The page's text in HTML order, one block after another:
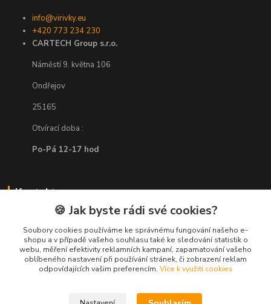
info@virivky.eu
+420 773 234 230
CARTECH Group s.r.o.
Náměstí 9. května 106
Ondřejov
25165
Otvírací doba :
Po-Pá 12-17 hod
Kontakty
+420 773 234 230
(Po-Pá, 9-17 hod.)
info@virivky.eu
🍪 Jak byste rádi své cookies?
Soubory cookies používáme ke správnému fungování našeho e-
shopu a v případě vašeho souhlasu také ke sledování statistik o
webu, měření efektivity reklamních kampaní, zapamatování vašeho
oblíbeného nastavení při používání stránek, či zobrazení reklam
odpovídajících vašim preferencím. Více k využití cookies